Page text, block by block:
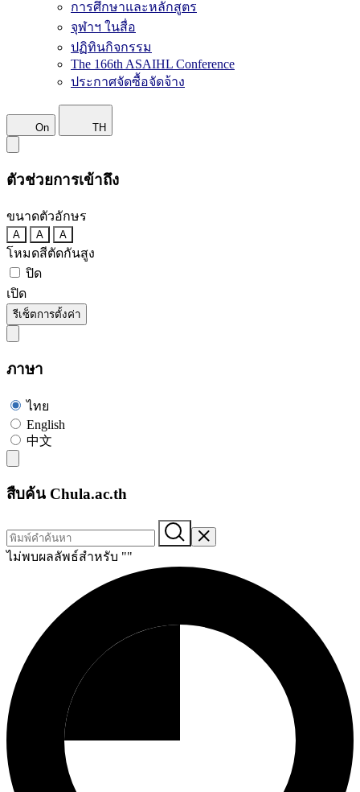
การศึกษาและหลักสูตร
จุฬาฯ ในสื่อ
ปฏิทินกิจกรรม
The 166th ASAIHL Conference
ประกาศจัดซื้อจัดจ้าง
On TH
ตัวช่วยการเข้าถึง
ขนาดตัวอักษร
A A A
โหมดสีตัดกันสูง
ปิด
เปิด
รีเซ็ตการตั้งค่า
ภาษา
ไทย
English
中文
สืบค้น Chula.ac.th
ไม่พบผลลัพธ์สำหรับ ""